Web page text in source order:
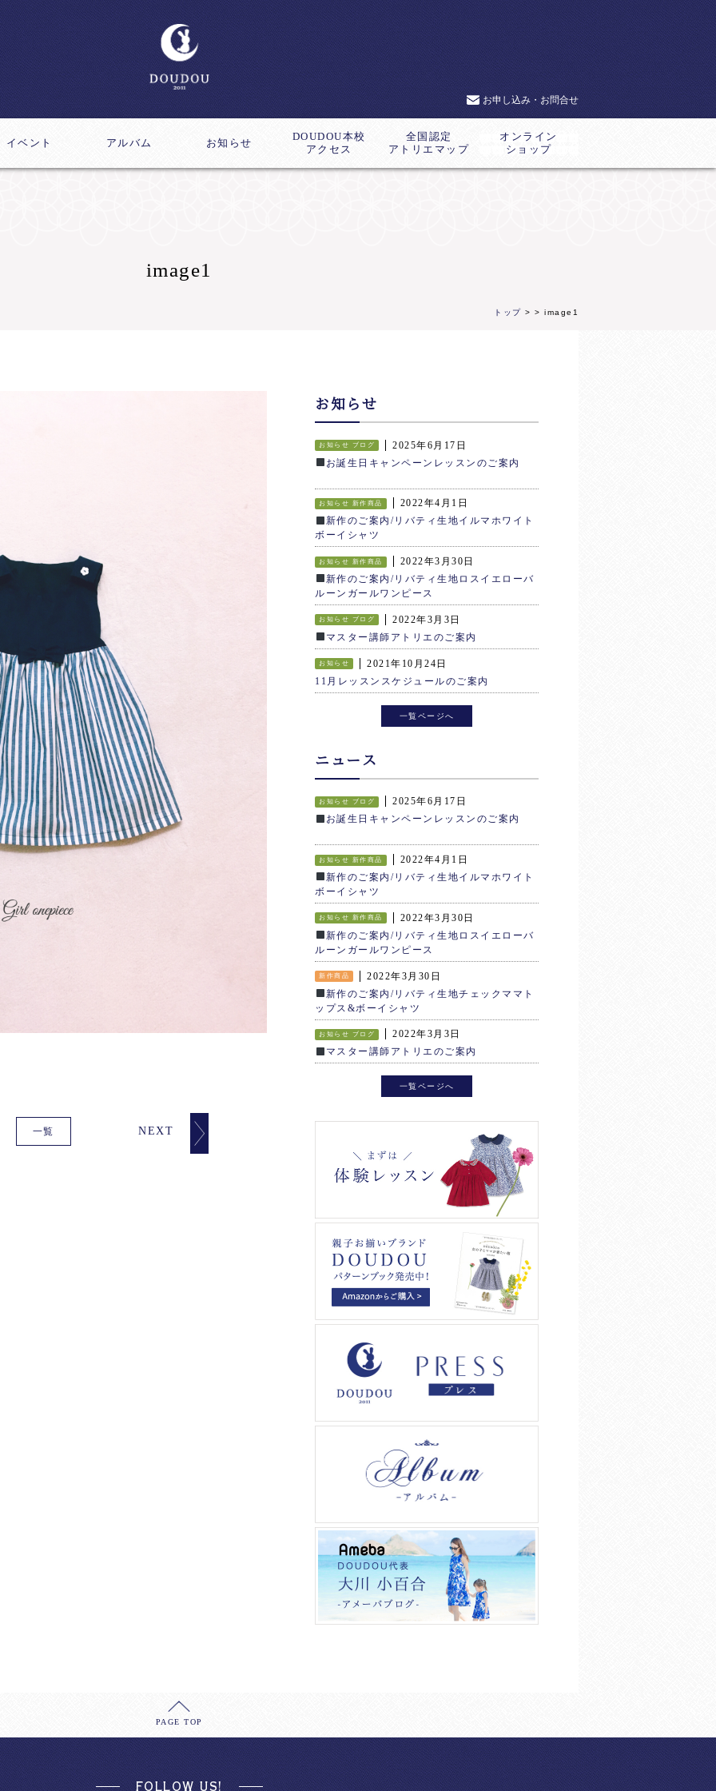
お申し込み・お問合せ
イベント アルバム お知らせ
DOUDOU本校
アクセス
全国認定
アトリエマップ
オンライン
ショップ
image1
トップ > > image1
一覧 NEXT
お知らせ
お知らせ ブログ
2025年6月17日
お誕生日キャンペーンレッスンのご案内
お知らせ 新作商品
2022年4月1日
新作のご案内/リバティ生地イルマホワイト
ボーイシャツ
お知らせ 新作商品
2022年3月30日
新作のご案内/リバティ生地ロスイエローバ
ルーンガールワンピース
お知らせ ブログ
2022年3月3日
マスター講師アトリエのご案内
お知らせ
2021年10月24日
11月レッスンスケジュールのご案内
一覧ページへ
ニュース
お知らせ ブログ
2025年6月17日
お誕生日キャンペーンレッスンのご案内
お知らせ 新作商品
2022年4月1日
新作のご案内/リバティ生地イルマホワイト
ボーイシャツ
お知らせ 新作商品
2022年3月30日
新作のご案内/リバティ生地ロスイエローバ
ルーンガールワンピース
新作商品
2022年3月30日
新作のご案内/リバティ生地チェックママト
ップス&ボーイシャツ
お知らせ ブログ
2022年3月3日
マスター講師アトリエのご案内
一覧ページへ
PAGE TOP
FOLLOW US!